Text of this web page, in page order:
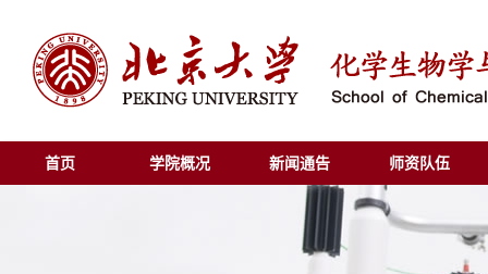
首页 学院概况 新闻通告 师资队伍